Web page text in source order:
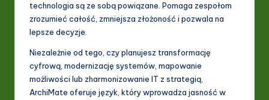
technologia są ze sobą powiązane. Pomaga zespołom
zrozumieć całość, zmniejsza złożoność i pozwala na
lepsze decyzje.
Niezależnie od tego, czy planujesz transformację
cyfrową, modernizację systemów, mapowanie
możliwości lub zharmonizowanie IT z strategią,
ArchiMate oferuje język, który wprowadza jasność w